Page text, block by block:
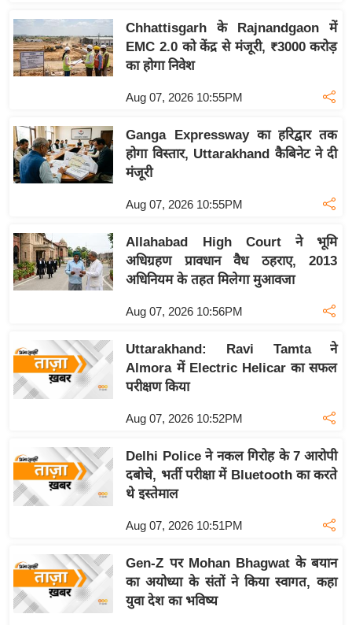
ग
त
वि
ज्ञ
रा
य
ट
खे
ल
ट
I
P
0
6
म
-
Chhattisgarh के Rajnandgaon में
EMC 2.0 को केंद्र से मंजूरी, ₹3000 करोड़
का होगा निवेश
Aug 07, 2026 10:55PM
Ganga Expressway का हरिद्वार तक
होगा विस्तार, Uttarakhand कैबिनेट ने दी
मंजूरी
Aug 07, 2026 10:55PM
Allahabad High Court ने भूमि
अधिग्रहण प्रावधान वैध ठहराए, 2013
अधिनियम के तहत मिलेगा मुआवजा
Aug 07, 2026 10:56PM
Uttarakhand: Ravi Tamta ने
Almora में Electric Helicar का सफल
परीक्षण किया
Aug 07, 2026 10:52PM
Delhi Police ने नकल गिरोह के 7 आरोपी
दबोचे, भर्ती परीक्षा में Bluetooth का करते
थे इस्तेमाल
Aug 07, 2026 10:51PM
Gen-Z पर Mohan Bhagwat के बयान
का अयोध्या के संतों ने किया स्वागत, कहा
युवा देश का भविष्य